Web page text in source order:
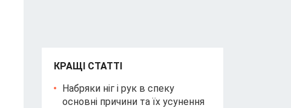
КРАЩІ СТАТТІ
Набряки ніг і рук в спеку
основні причини та їх усунення